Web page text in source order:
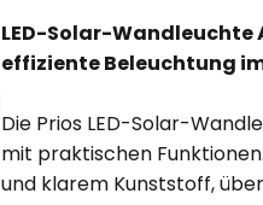
LED-Solar-
effiziente Beleuchtung
Die Prios LED-Solar-
mit praktischen
und klarem Kunststoff,